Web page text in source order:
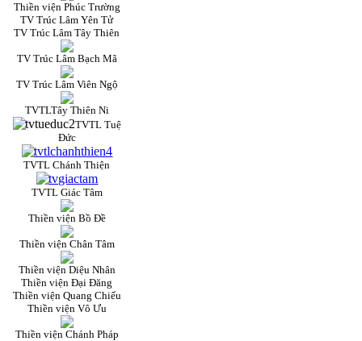
Thiền viện Phúc Trường
TV Trúc Lâm Yên Tử
TV Trúc Lâm Tây Thiên
TV Trúc Lâm Bạch Mã
TV Trúc Lâm Viên Ngộ
TVTLTây Thiên Ni
TVTL Tuệ
Đức
TVTL Chánh Thiện
TVTL Giác Tâm
Thiền viện Bồ Đề
Thiền viện Chân Tâm
Thiền viện Diệu Nhân
Thiền viện Đại Đăng
Thiền viện Quang Chiếu
Thiền viện Vô Ưu
Thiền viện Chánh Pháp